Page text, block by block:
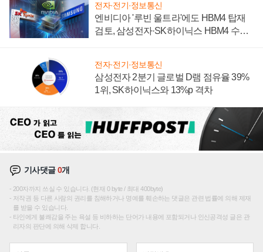
전자·전기·정보통신
엔비디아 '루빈 울트라'에도 HBM4 탑재
검토, 삼성전자·SK하이닉스 HBM4 수율
전자·전기·정보통신
삼성전자 2분기 글로벌 D램 점유율 39%
1위, SK하이닉스와 13%p 격차
기사댓글0개
200자까지 쓰실 수 있습니다. (현재 0 byte / 최대 400byte)
저작권 등 다른 사람의 권리를 침해하거나 명예를 훼손하는 댓글은 관련 법률에 의해 제재
를 받을 수 있습니다.
타인에게 불쾌감을 주는 욕설 등 비하하는 단어가 내용에 포함되거나 인신공격성 글은 관
리자의 판단에 의해 삭제 합니다.